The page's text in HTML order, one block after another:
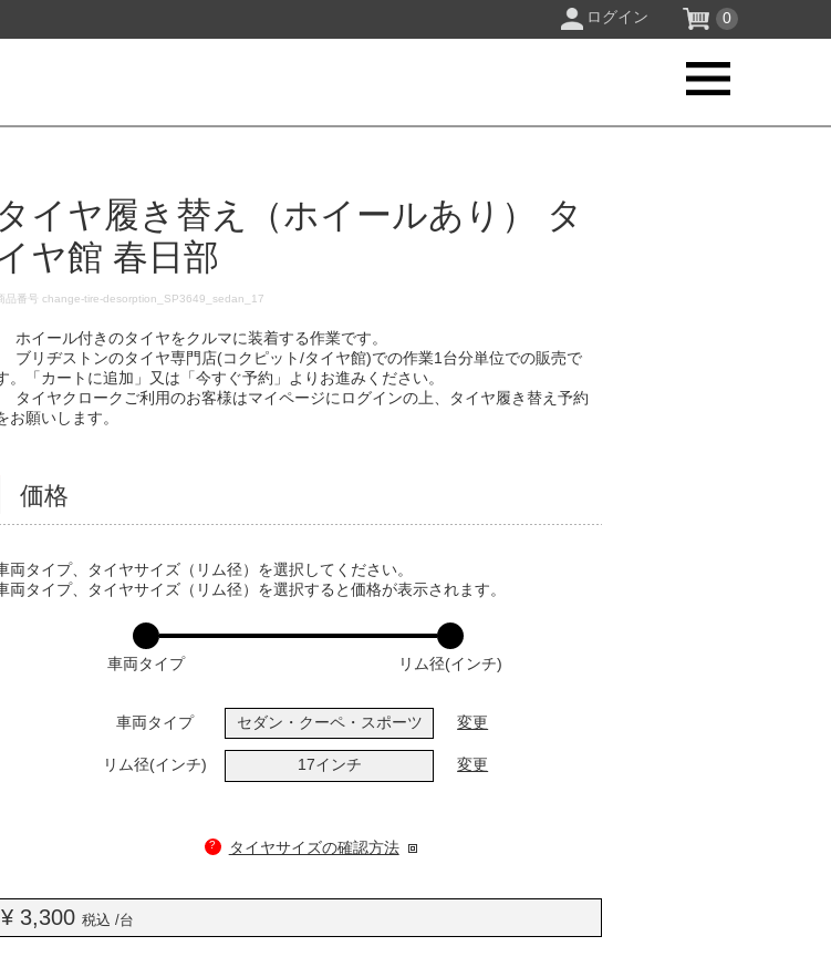
ログイン 0
タイヤ履き替え（ホイールあり） タ
ヤ館 春日部
品番号change-tire-desorption_SP3649_sedan_17
ホイール付きのタイヤをクルマに装着する作業です。
ブリヂストンのタイヤ専門店(コクピット/タイヤ館)での作業1台分単位での販売で
。「カートに追加」又は「今すぐ予約」よりお進みください。
タイヤクロークご利用のお客様はマイページにログインの上、タイヤ履き替え予約
お願いします。
価格
両タイプ、タイヤサイズ（リム径）を選択してください。
両タイプ、タイヤサイズ（リム径）を選択すると価格が表示されます。
車両タイプ リム径(インチ)
車両タイプ セダン・クーペ・スポーツ 変更
リム径(インチ) 17インチ 変更
? タイヤサイズの確認方法
¥ 3,300税込 /台